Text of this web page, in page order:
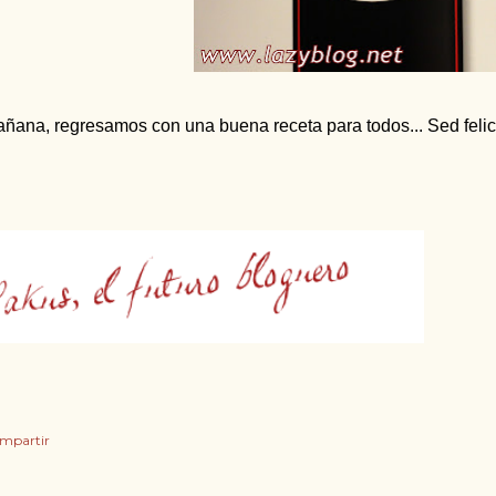
regresamos con una buena receta para todos... Sed